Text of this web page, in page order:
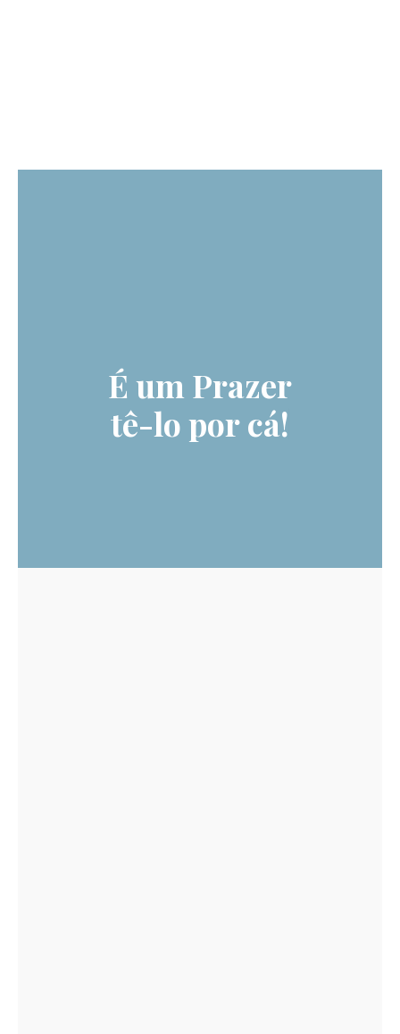
É um Prazer
tê-lo por cá!